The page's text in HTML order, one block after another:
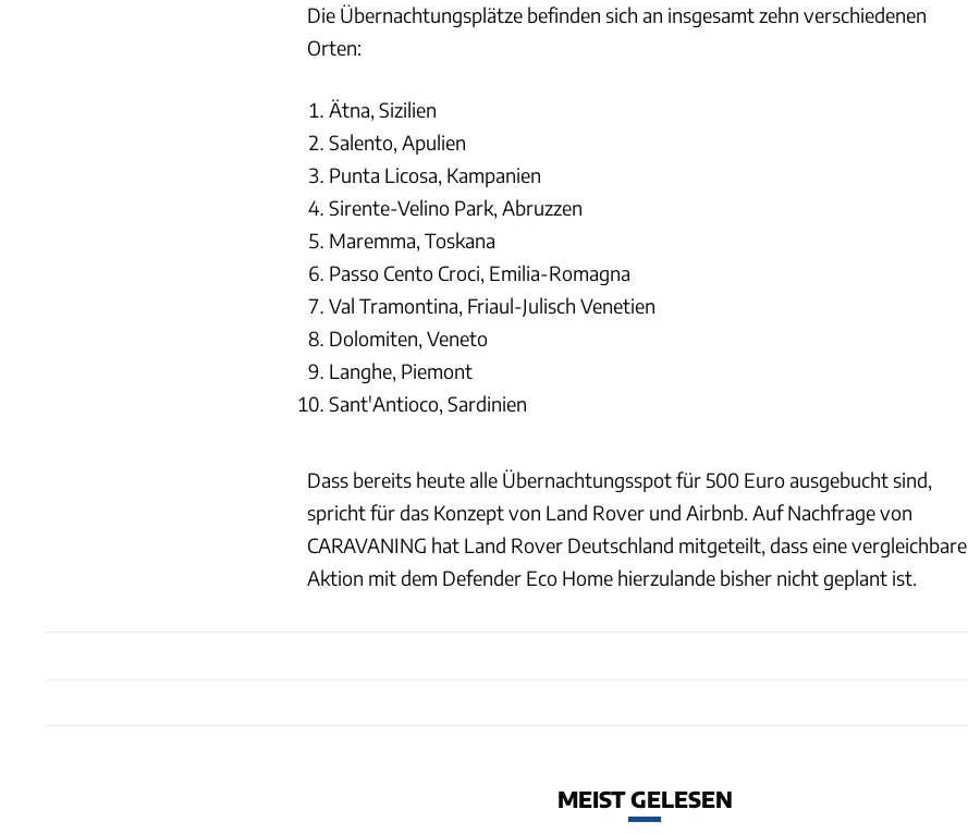
Die Übernachtungsplätze befinden sich an insgesamt zehn verschiedenen
Orten:
Ätna, Sizilien
Salento, Apulien
Punta Licosa, Kampanien
Sirente-Velino Park, Abruzzen
Maremma, Toskana
Passo Cento Croci, Emilia-Romagna
Val Tramontina, Friaul-Julisch Venetien
Dolomiten, Veneto
Langhe, Piemont
Sant'Antioco, Sardinien
Dass bereits heute alle Übernachtungsspot für 500 Euro ausgebucht sind,
spricht für das Konzept von Land Rover und Airbnb. Auf Nachfrage von
CARAVANING hat Land Rover Deutschland mitgeteilt, dass eine vergleichbare
Aktion mit dem Defender Eco Home hierzulande bisher nicht geplant ist.
MEIST GELESEN